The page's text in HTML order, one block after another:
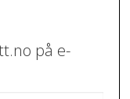
på e-